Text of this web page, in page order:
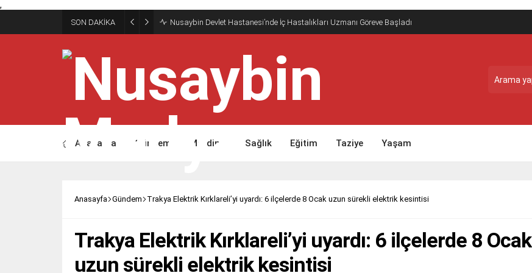
,
SON DAKİKA Nusaybin Devlet Hastanesi’nde İç Hastalıkları Uzmanı Göreve Başladı
Anasayfa Gündem Mardin Sağlık Eğitim Taziye Yaşam
Anasayfa Gündem Trakya Elektrik Kırklareli’yi uyardı: 6 ilçelerde 8 Ocak uzun sürekli elektrik kesintisi
Trakya Elektrik Kırklareli’yi uyardı: 6 ilçelerde 8 Ocak
uzun sürekli elektrik kesintisi